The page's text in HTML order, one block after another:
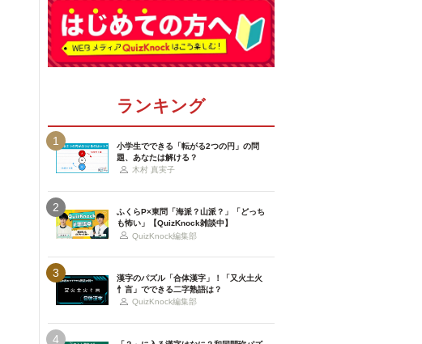
ランキング
1
小学生でできる「転がる2つの円」の問
題、あなたは解ける？
木村 真実子
2
ふくらP×東問「海派？山派？」「どっち
も怖い」【QuizKnock雑談中】
QuizKnock編集部
3
漢字のパズル「合体漢字」！「又火土火
忄言」でできる二字熟語は？
QuizKnock編集部
4